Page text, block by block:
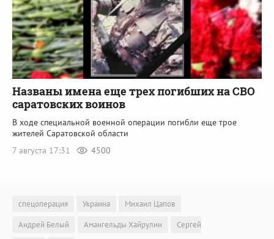
Названы имена еще трех погибших на СВО
саратовских воинов
В ходе специальной военной операции погибли еще трое
жителей Саратовской области
7 августа 17:31
4500
спецоперация Украина
Михаил Цапов
Андрей Белый
Амангельды Хайрулин Сергей